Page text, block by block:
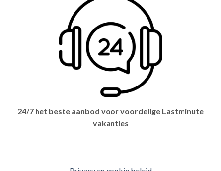
24/7 het beste aanbod voor voordelige Lastminute
vakanties